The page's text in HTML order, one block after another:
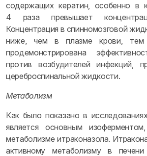
содержащих кератин, особенно в
4 раза превышает
Концентрация в спинномозговой
ниже, чем в плазме крови,
продемонстрирована
против возбудителей инфекций,
цереброспинальной жидкости.
Метаболизм
Как было показано в
является основным
метаболизме итраконазола.
активному метаболизму в